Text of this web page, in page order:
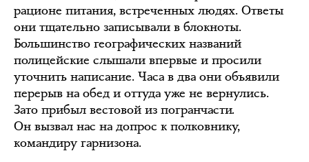
рационе питания, встреченных людях. Ответы
они тщательно записывали в блокноты.
Большинство географических названий
полицейские слышали впервые и просили
уточнить написание. Часа в два они объявили
перерыв на обед и оттуда уже не вернулись.
Зато прибыл вестовой из погранчасти.
Он вызвал нас на допрос к полковнику,
командиру гарнизона.